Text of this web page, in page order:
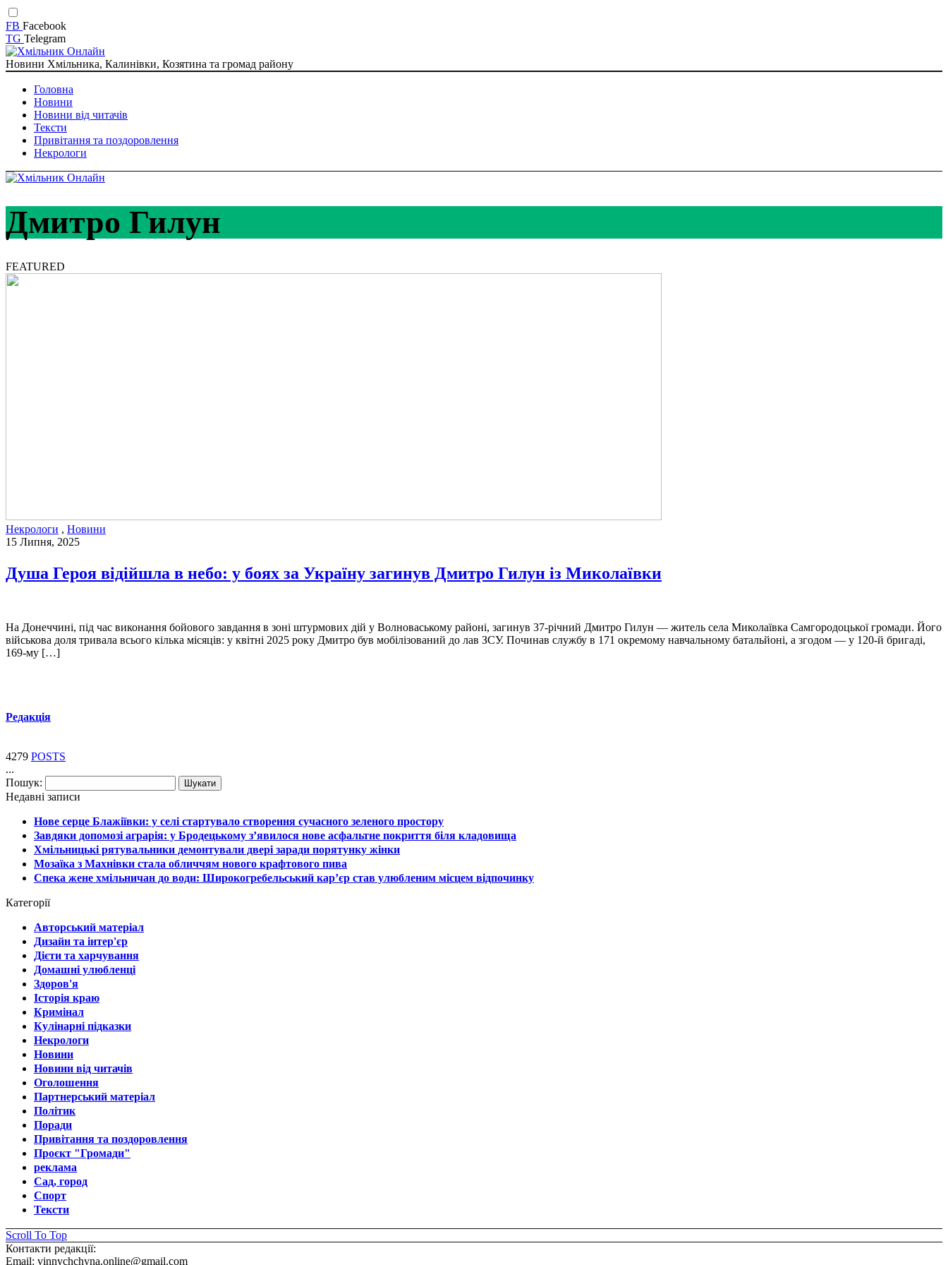
FB Facebook
TG Telegram
Новини Хмільника, Калинівки, Козятина та громад району
Головна
Новини
Новини від читачів
Тексти
Привітання та поздоровлення
Некрологи
Дмитро Гилун
FEATURED
Некрологи , Новини
15 Липня, 2025
Душа Героя відійшла в небо: у боях за Україну загинув Дмитро Гилун із Миколаївки
На Донеччині, під час виконання бойового завдання в зоні штурмових дій у Волноваському районі, загинув 37-річний Дмитро Гилун — житель села Миколаївка Самгородоцької громади. Його
військова доля тривала всього кілька місяців: у квітні 2025 року Дмитро був мобілізований до лав ЗСУ. Починав службу в 171 окремому навчальному батальйоні, а згодом — у 120-й бригаді,
169-му […]
Редакція
4279 POSTS
...
Пошук:
Недавні записи
Нове серце Блажіївки: у селі стартувало створення сучасного зеленого простору
Завдяки допомозі аграрія: у Бродецькому з’явилося нове асфальтне покриття біля кладовища
Хмільницькі рятувальники демонтували двері заради порятунку жінки
Мозаїка з Махнівки стала обличчям нового крафтового пива
Спека жене хмільничан до води: Широкогребельський кар’єр став улюбленим місцем відпочинку
Категорії
Авторський матеріал
Дизайн та інтер'єр
Дієти та харчування
Домашні улюбленці
Здоров'я
Історія краю
Кримінал
Кулінарні підказки
Некрологи
Новини
Новини від читачів
Оголошення
Партнерський матеріал
Політик
Поради
Привітання та поздоровлення
Проєкт "Громади"
реклама
Сад, город
Спорт
Тексти
Scroll To Top
Контакти редакції:
Email: vinnychchyna.online@gmail.com